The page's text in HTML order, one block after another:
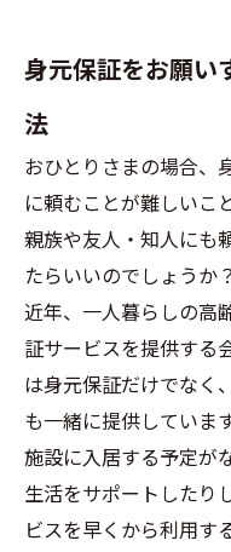
身元保証をお願い
法
おひとりさまの場合、
に頼むことが難しいこ
親族や友人・知人にも
たらいいのでしょうか？
近年、一人暮らしの高
証サービスを提供する
は身元保証だけでなく
も一緒に提供しています
施設に入居する予定が
生活をサポートしたり
ビスを早くから利用す